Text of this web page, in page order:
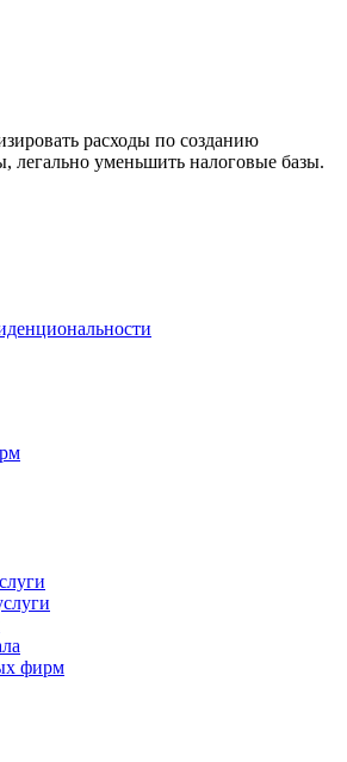
расходы по созданию
легально уменьшить налоговые базы.
фирм